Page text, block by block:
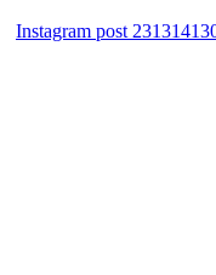
Instagram post